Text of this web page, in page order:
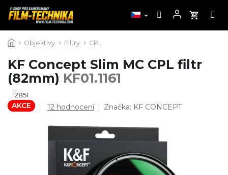
na
Objektivy Filtry CPL
KF Concept Slim MC CPL filtr
(82mm) KF01.1161
12851
AKCE
Průměrné
produktu
12 hodnocení Značka: KF CONCEPT